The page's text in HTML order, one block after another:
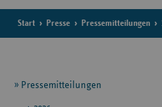
Start Presse Pressemitteilungen
Seitennavigation
Pressemitteilungen